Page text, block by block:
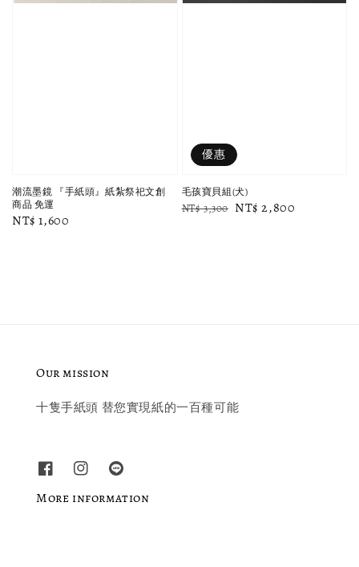
潮流墨鏡 『手紙頭』紙紮祭祀文創
商品 免運
Regular
NT$ 1,600
優惠
毛孩寶貝組(犬)
Regular
NT$ 3,300 Sale
NT$ 2,800
Our mission
十隻手紙頭 替您實現紙的一百種可能
More information